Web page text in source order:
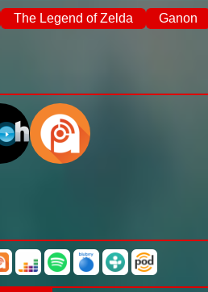
The Legend of Zelda Ganon